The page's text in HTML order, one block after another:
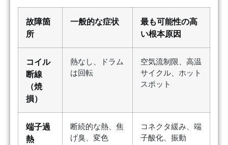
故障箇
所
一般的な症状
最も可能性の高
い根本原因
コイル
断線
（焼
損）
熱なし、ドラム
は回転
空気流制限、高温
サイクル、ホット
スポット
端子過
熱
断続的な熱、焦
げ臭、変色
コネクタ緩み、端
子酸化、振動